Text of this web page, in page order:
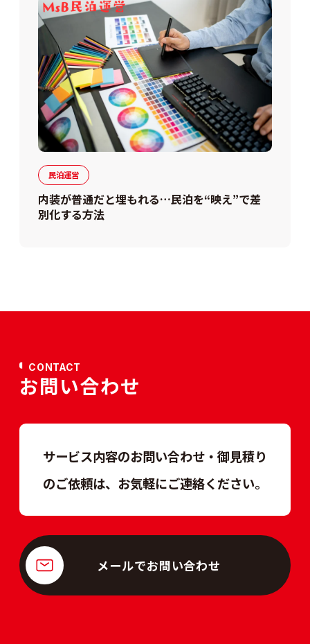
民泊運営
内装が普通だと埋もれる…民泊を“映え”で差
別化する方法
お問い合わせ
CONTACT
サービス内容のお問い合わせ・御見積り
のご依頼は、 お気軽にご連絡ください。
メールでお問い合わせ